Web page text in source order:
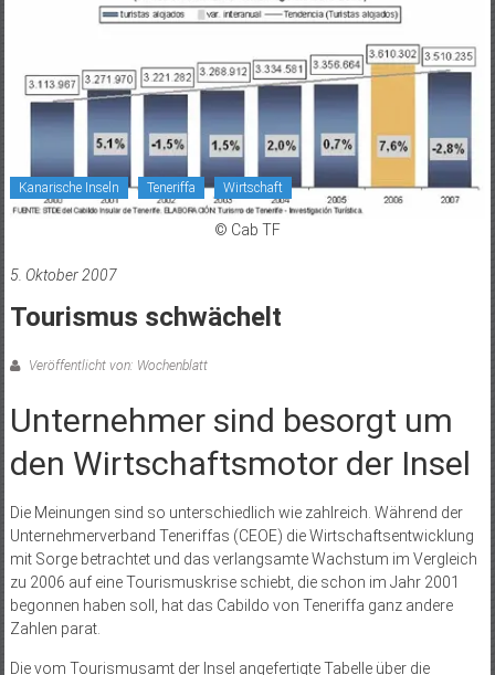
Kanarischen
Kanarische Inseln Teneriffa Wirtschaft
© Cab TF
5. Oktober 2007
Tourismus schwächelt
Veröffentlicht von: Wochenblatt
Unternehmer sind besorgt um
den Wirtschaftsmotor der Insel
Die Meinungen sind so unterschiedlich wie zahlreich. Während der
Unternehmerverband Teneriffas (CEOE) die Wirtschaftsentwicklung
mit Sorge betrachtet und das verlangsamte Wachstum im Vergleich
zu 2006 auf eine Tourismuskrise schiebt, die schon im Jahr 2001
begonnen haben soll, hat das Cabildo von Teneriffa ganz andere
Zahlen parat.
Die vom Tourismusamt der Insel angefertigte Tabelle über die